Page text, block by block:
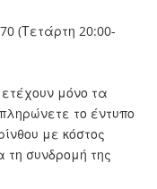
(Τετάρτη 20:00-
μόνο τα
το έντυπο
με κόστος
συνδρομή της